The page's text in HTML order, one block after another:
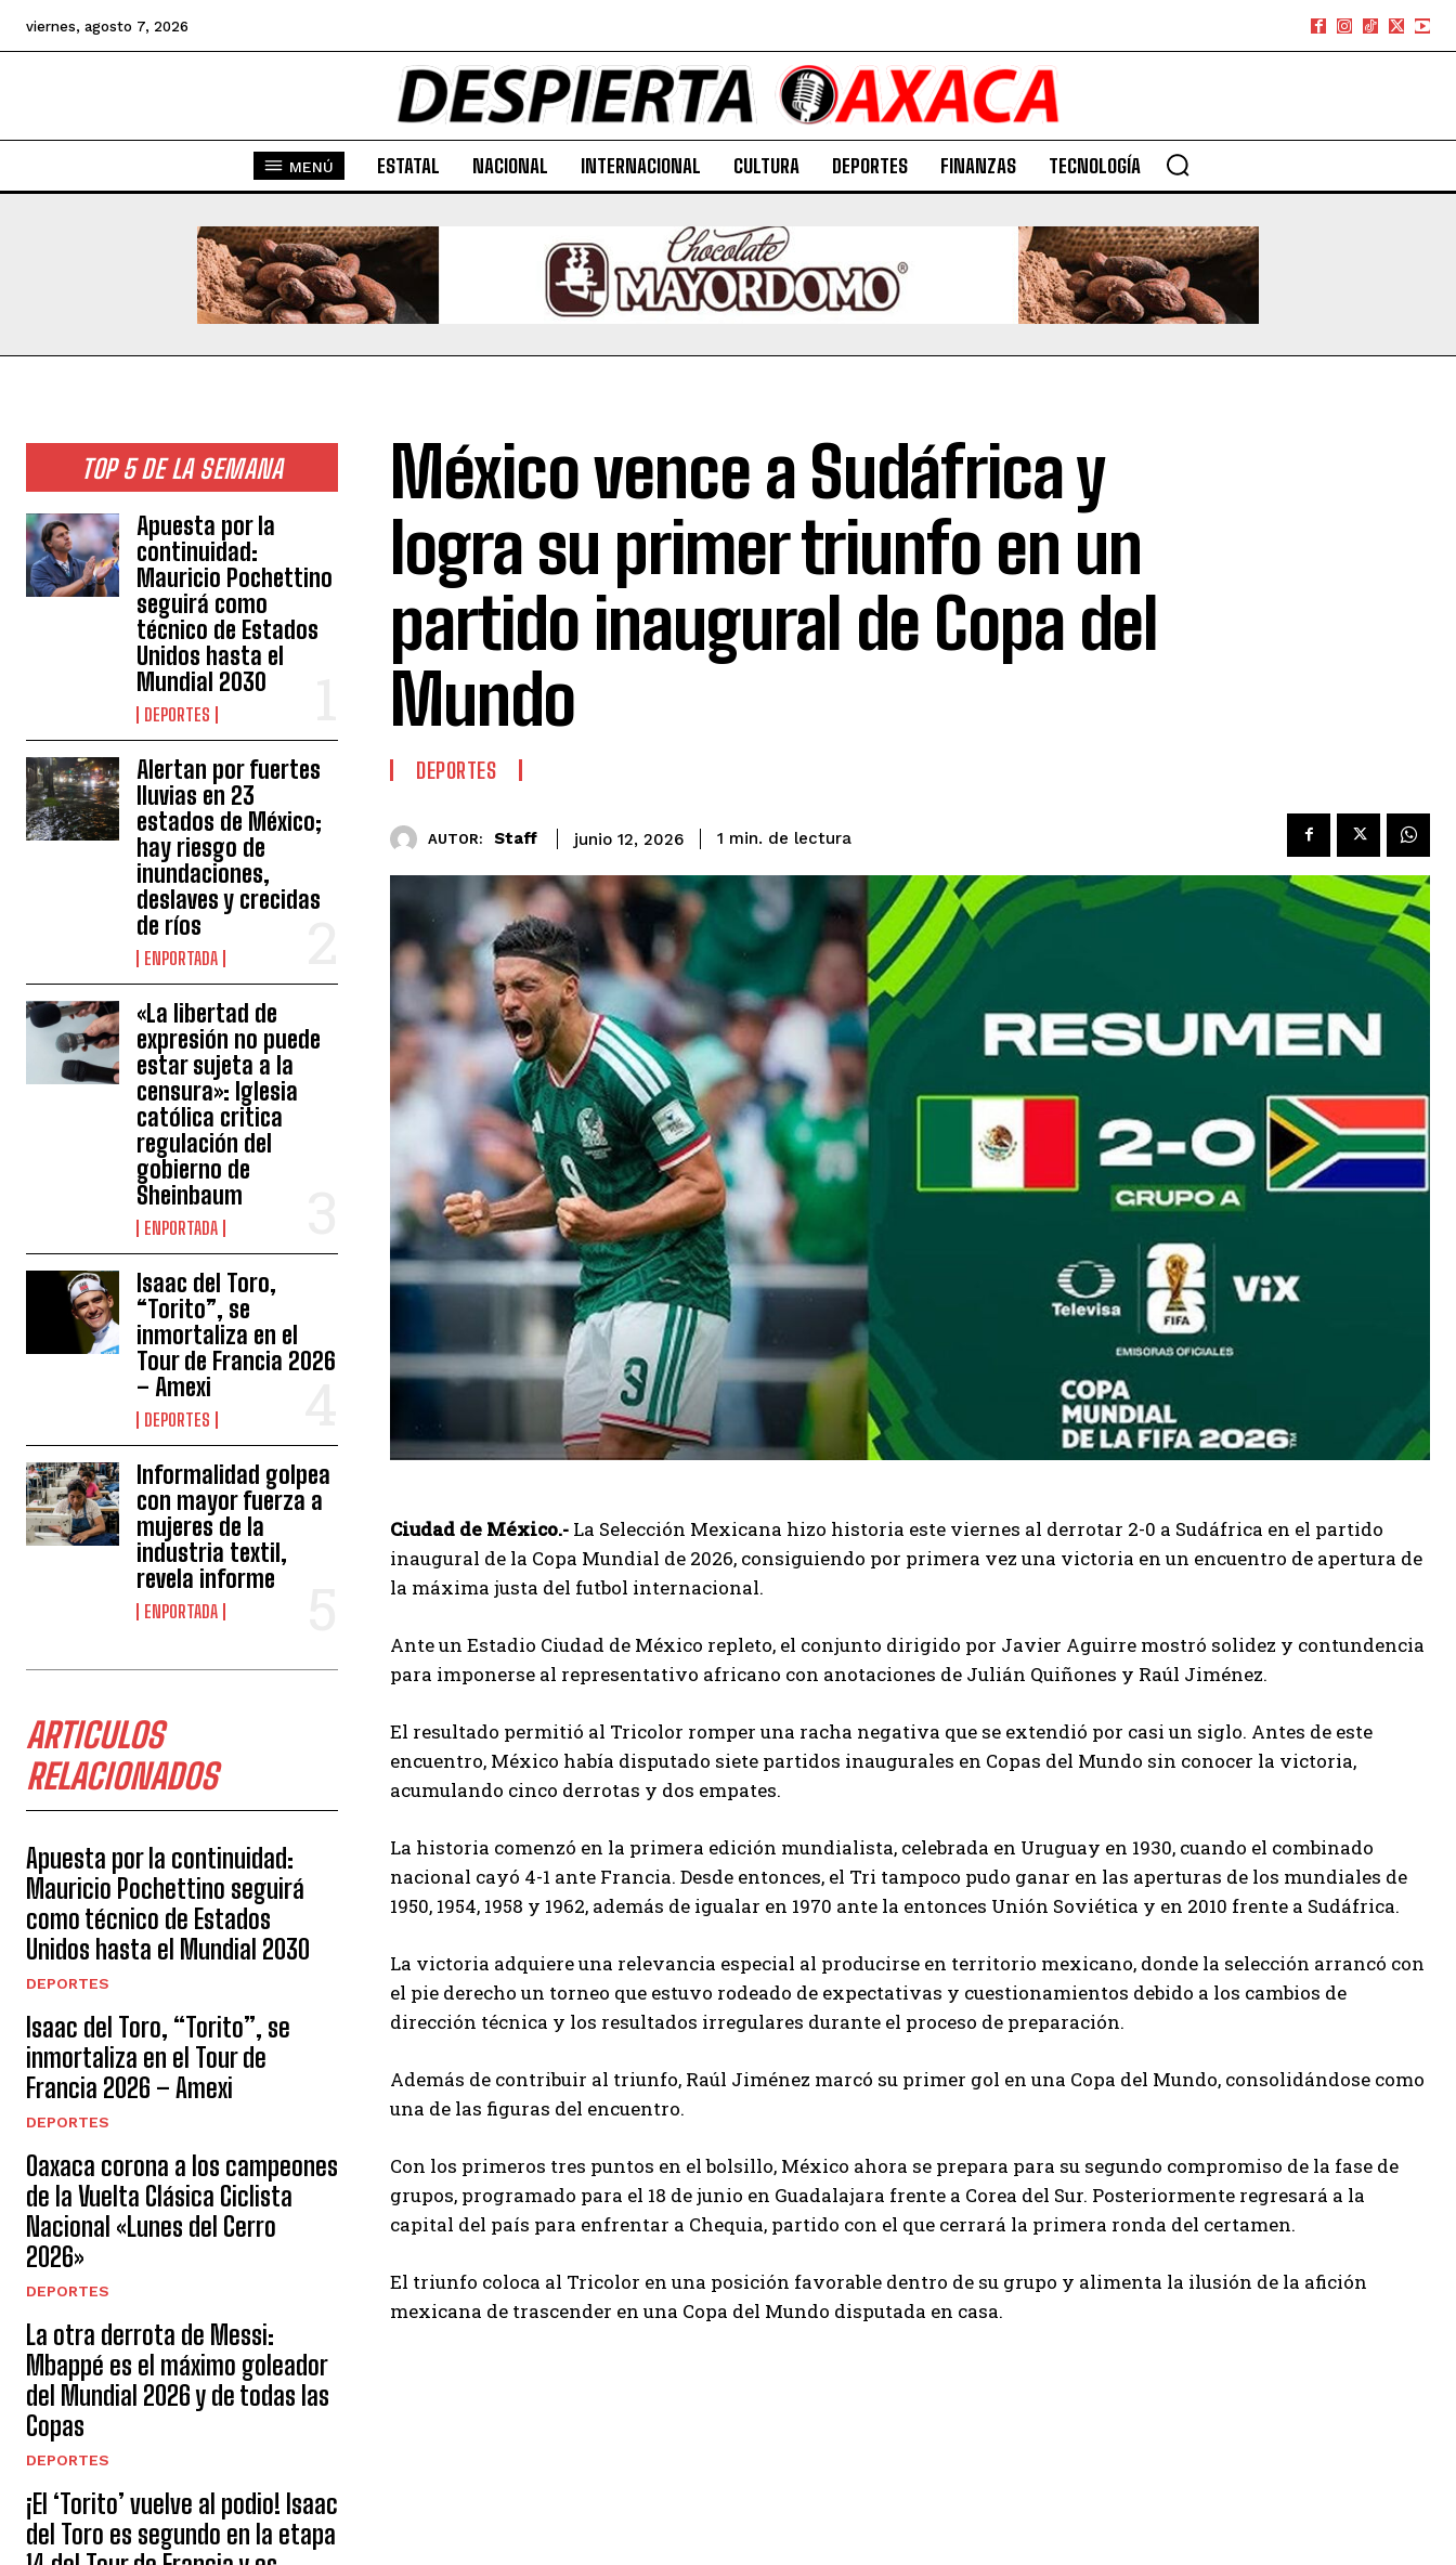
viernes, agosto 7, 2026
MENÚ ESTATAL NACIONAL INTERNACIONAL CULTURA DEPORTES FINANZAS TECNOLOGÍA
TOP 5 DE LA SEMANA
Apuesta por la
continuidad:
Mauricio Pochettino
seguirá como
técnico de Estados
Unidos hasta el
Mundial 2030
DEPORTES
Alertan por fuertes
lluvias en 23
estados de México;
hay riesgo de
inundaciones,
deslaves y crecidas
de ríos
ENPORTADA
«La libertad de
expresión no puede
estar sujeta a la
censura»: Iglesia
católica critica
regulación del
gobierno de
Sheinbaum
ENPORTADA
Isaac del Toro,
“Torito”, se
inmortaliza en el
Tour de Francia 2026
– Amexi
DEPORTES
Informalidad golpea
con mayor fuerza a
mujeres de la
industria textil,
revela informe
ENPORTADA
ARTICULOS
RELACIONADOS
Apuesta por la continuidad:
Mauricio Pochettino seguirá
como técnico de Estados
Unidos hasta el Mundial 2030
DEPORTES
Isaac del Toro, “Torito”, se
inmortaliza en el Tour de
Francia 2026 – Amexi
DEPORTES
Oaxaca corona a los campeones
de la Vuelta Clásica Ciclista
Nacional «Lunes del Cerro
2026»
DEPORTES
La otra derrota de Messi:
Mbappé es el máximo goleador
del Mundial 2026 y de todas las
Copas
DEPORTES
¡El ‘Torito’ vuelve al podio! Isaac
del Toro es segundo en la etapa
México vence a Sudáfrica y
logra su primer triunfo en un
partido inaugural de Copa del
Mundo
DEPORTES
AUTOR: Staff junio 12, 2026 1 min. de lectura
Ciudad de México.- La Selección Mexicana hizo historia este viernes al derrotar 2-0 a Sudáfrica en el partido
inaugural de la Copa Mundial de 2026, consiguiendo por primera vez una victoria en un encuentro de apertura de
la máxima justa del futbol internacional.
Ante un Estadio Ciudad de México repleto, el conjunto dirigido por Javier Aguirre mostró solidez y contundencia
para imponerse al representativo africano con anotaciones de Julián Quiñones y Raúl Jiménez.
El resultado permitió al Tricolor romper una racha negativa que se extendió por casi un siglo. Antes de este
encuentro, México había disputado siete partidos inaugurales en Copas del Mundo sin conocer la victoria,
acumulando cinco derrotas y dos empates.
La historia comenzó en la primera edición mundialista, celebrada en Uruguay en 1930, cuando el combinado
nacional cayó 4-1 ante Francia. Desde entonces, el Tri tampoco pudo ganar en las aperturas de los mundiales de
1950, 1954, 1958 y 1962, además de igualar en 1970 ante la entonces Unión Soviética y en 2010 frente a Sudáfrica.
La victoria adquiere una relevancia especial al producirse en territorio mexicano, donde la selección arrancó con
el pie derecho un torneo que estuvo rodeado de expectativas y cuestionamientos debido a los cambios de
dirección técnica y los resultados irregulares durante el proceso de preparación.
Además de contribuir al triunfo, Raúl Jiménez marcó su primer gol en una Copa del Mundo, consolidándose como
una de las figuras del encuentro.
Con los primeros tres puntos en el bolsillo, México ahora se prepara para su segundo compromiso de la fase de
grupos, programado para el 18 de junio en Guadalajara frente a Corea del Sur. Posteriormente regresará a la
capital del país para enfrentar a Chequia, partido con el que cerrará la primera ronda del certamen.
El triunfo coloca al Tricolor en una posición favorable dentro de su grupo y alimenta la ilusión de la afición
mexicana de trascender en una Copa del Mundo disputada en casa.